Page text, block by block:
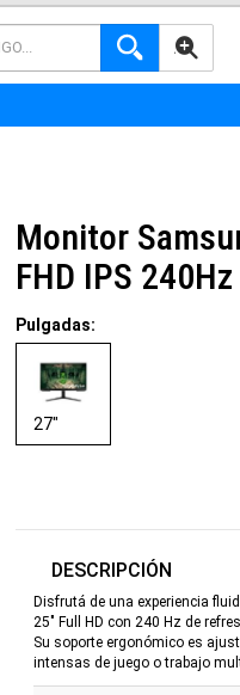
AVANZADA
Monitor
FHD IPS 240Hz
Pulgadas:
27"
DESCRIPCIÓN
Disfrutá de una experiencia
25" Full HD con 240 Hz de
Su soporte ergonómico es
intensas de juego o trabajo